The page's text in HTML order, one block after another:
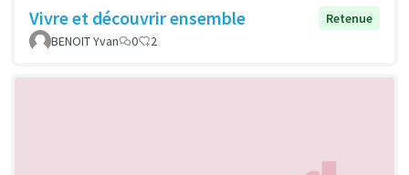
Vivre et découvrir ensemble
Retenue
BENOIT Yvan
0 2